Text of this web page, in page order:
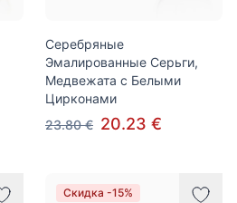
Серебряные
Эмалированные Серьги,
Медвежата с Белыми
Цирконами
23.80 € 20.23 €
Скидка -15%